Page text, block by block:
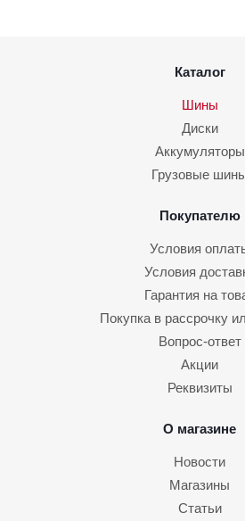
Каталог
Шины
Диски
Аккумуляторы
Грузовые
Покупателю
Условия
Условия
Гарантия на
Покупка в рассрочку
Вопрос-ответ
Акции
Реквизиты
О магазине
Новости
Магазины
Статьи